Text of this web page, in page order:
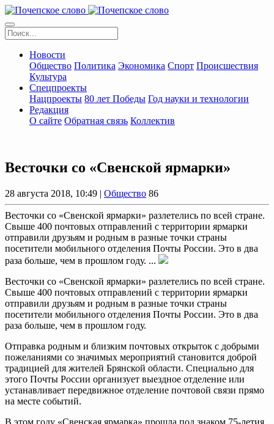
Новости
Общество Политика Экономика Спорт Происшествия
Культура
Спецпроекты
Нацпроекты 80 лет Победы Год науки и технологии
Редакция
О сайте Обратная связь Коллектив
Весточки со «Свенской ярмарки»
28 августа 2018, 10:49 | Общество 86
Весточки со «Свенской ярмарки» разлетелись по всей стране.
Свыше 400 почтовых отправлений с территории ярмарки
отправили друзьям и родным в разные точки страны
посетители мобильного отделения Почты России. Это в два
раза больше, чем в прошлом году. ...
Весточки со «Свенской ярмарки» разлетелись по всей стране.
Свыше 400 почтовых отправлений с территории ярмарки
отправили друзьям и родным в разные точки страны
посетители мобильного отделения Почты России. Это в два
раза больше, чем в прошлом году.
Отправка родным и близким почтовых открыток с добрыми
пожеланиями со значимых мероприятий становится доброй
традицией для жителей Брянской области. Специально для
этого Почты России организует выездное отделение или
устанавливает передвижное отделение почтовой связи прямо
на месте событий.
В этом году «Свенская ярмарка» прошла под знаком 75-летия